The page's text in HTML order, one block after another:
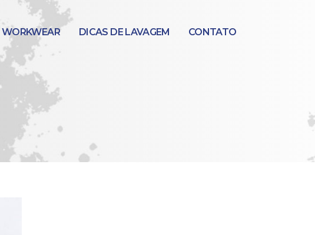
WORKWEAR DICAS DE LAVAGEM CONTATO